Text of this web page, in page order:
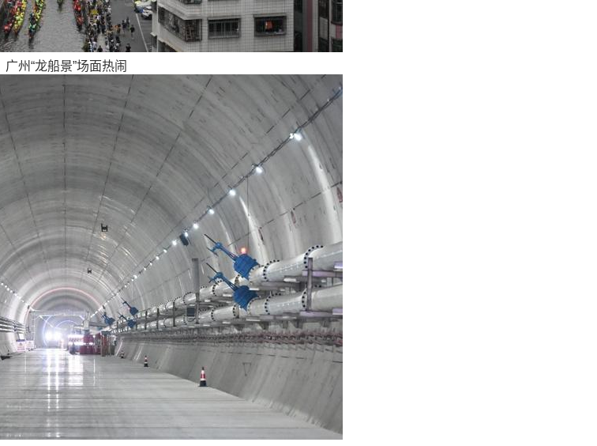
广州“龙船景”场面热闹